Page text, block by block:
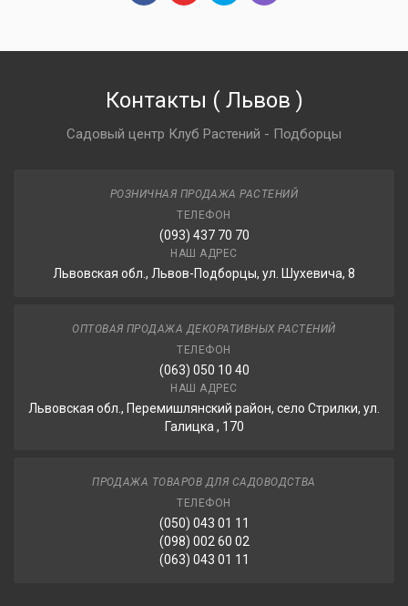
Контакты ( Львов )
Садовый центр Клуб Растений - Подборцы
РОЗНИЧНАЯ ПРОДАЖА РАСТЕНИЙ
ТЕЛЕФОН
(093) 437 70 70
НАШ АДРЕС
Львовская обл., Львов-Подборцы, ул. Шухевича, 8
ОПТОВАЯ ПРОДАЖА ДЕКОРАТИВНЫХ РАСТЕНИЙ
ТЕЛЕФОН
(063) 050 10 40
НАШ АДРЕС
Львовская обл., Перемишлянский район, село Стрилки, ул.
Галицка , 170
ПРОДАЖА ТОВАРОВ ДЛЯ САДОВОДСТВА
ТЕЛЕФОН
(050) 043 01 11
(098) 002 60 02
(063) 043 01 11